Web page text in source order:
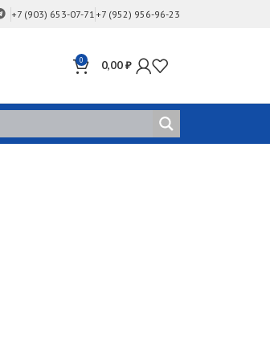
+7 (903) 653-07-71 +7 (952) 956-96-23
0 0,00₽